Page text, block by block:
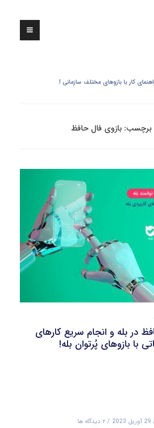
کار با بازوهای مختلف سازمانی !
برچسب: بازوی فال حافظ
در بله و انجام سریع کارهای
با بازوهای پُرتوان بله!
29 آوریل 2023 ۲ دیدگاه ها